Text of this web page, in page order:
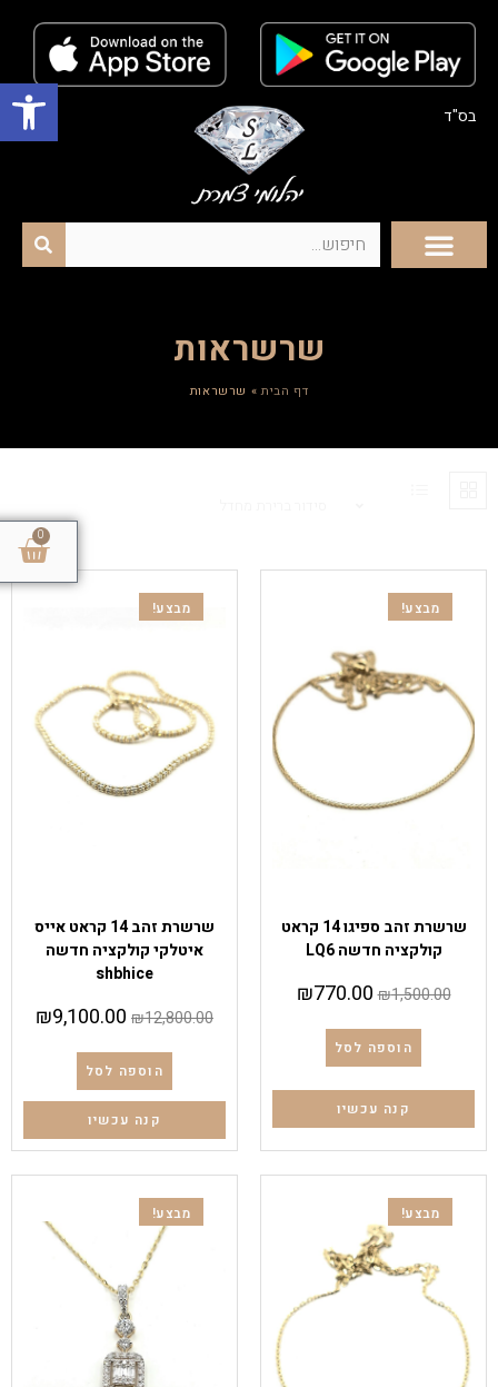
פתח סרגל נגישות בס"ד
0
שרשראות
דף הבית» שרשראות
מבצע!
שרשרת זהב ספיגו 14 קראט
קולקציה חדשה LQ6
₪1,500.00
₪770.00
הוספה לסל
קנה עכשיו
מבצע!
שרשרת זהב 14 קראט אייס
איטלקי קולקציה חדשה
shbhice
₪12,800.00
₪9,100.00
הוספה לסל
קנה עכשיו
מבצע! מבצע!